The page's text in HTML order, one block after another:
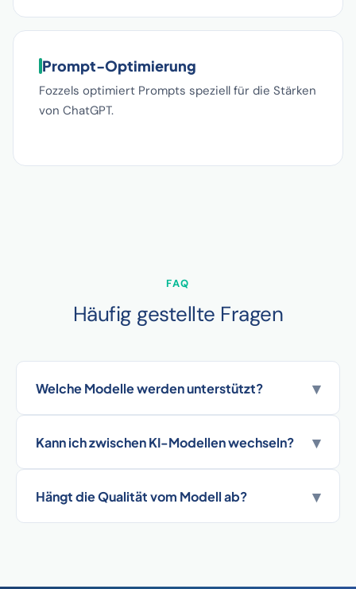
Prompt-Optimierung
Fozzels optimiert Prompts speziell für die Stärken
von ChatGPT.
FAQ
Häufig gestellte Fragen
Welche Modelle werden unterstützt? ▾
Kann ich zwischen KI-Modellen wechseln? ▾
Hängt die Qualität vom Modell ab? ▾